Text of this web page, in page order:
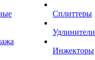
Сплиттеры
Удлинители
Инжекторы